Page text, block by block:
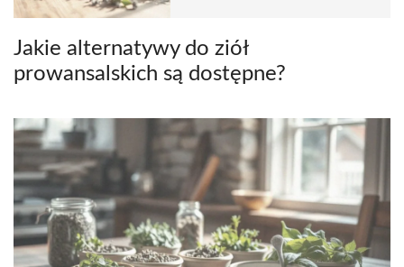
Jakie alternatywy do ziół
prowansalskich są dostępne?